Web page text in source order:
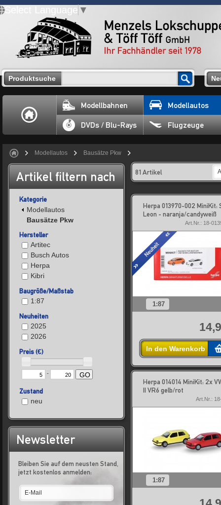
Select Language ▼
Produktsuche
Modellbahnen Modellautos
DVDs / Blu-Rays Flugzeuge
Modellautos Bausätze Pkw
Artikel filtern nach
Kategorie
Modellautos
Bausätze Pkw
Hersteller
Artitec
Busch Autos
Herpa
Kibri
Baugröße/Maßstab
1:87
Neuheiten
2025
2026
Preis (€)
- GO
Zustand
neu
Newsletter
Bleiben Sie auf dem neusten Stand,
jetzt kostenlos anmelden:
81 Artikel
Herpa 013970-002 MiniKit:
Leon - naranja/candyweiß
Art.Nr.: 18-
1:87
In den Warenkorb
Herpa 014014 MiniKit: 2x
II VR6 gelb/rot
Art.Nr.:
1:87